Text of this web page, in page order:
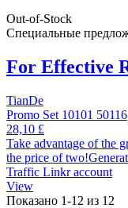
Out-of-Stock
Специальные
For Effective
TianDe
Promo Set 10101 50116
28,10 £
Take advantage of the
the price of
Traffic Linkr account
View
Показано 1-12 из 12